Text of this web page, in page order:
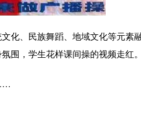
化、民族舞蹈、地域文化等元素
围，学生花样课间操的视频走红